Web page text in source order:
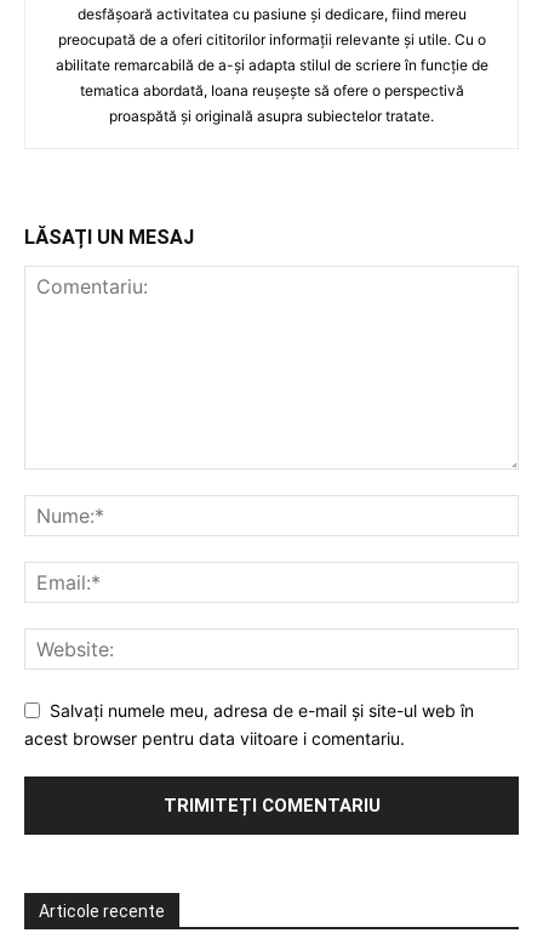
desfășoară activitatea cu pasiune și dedicare, fiind mereu
preocupată de a oferi cititorilor informații relevante și utile. Cu o
abilitate remarcabilă de a-și adapta stilul de scriere în funcție de
tematica abordată, Ioana reușește să ofere o perspectivă
proaspătă și originală asupra subiectelor tratate.
LĂSAȚI UN MESAJ
Salvați numele meu, adresa de e-mail și site-ul web în
acest browser pentru data viitoare i comentariu.
Articole recente